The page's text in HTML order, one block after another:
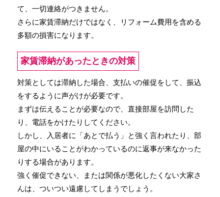
て、一切連絡がつきません。
さらに家賃滞納だけではなく、リフォーム費用を含める
多額の損害になります。
家賃滞納があったときの対策
対策としては滞納した場合、支払いの催促をして、振込
をするように声がけが必要です。
まずは伝えることが必要なので、直接部屋を訪問した
り、電話をかけたりしてください。
しかし、入居者に「あとで払う」と強く言われたり、部
屋の中にいることがわかっているのに返事が来なかった
りする場合があります。
強く催促できない、または関係が悪化したくない大家さ
んは、ついつい遠慮してしまうでしょう。